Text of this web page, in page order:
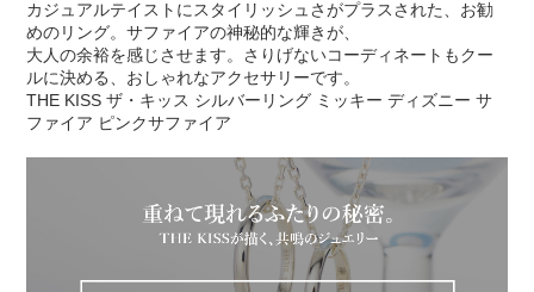
カジュアルテイストにスタイリッシュさがプラスされた、お勧
めのリング。サファイアの神秘的な輝きが、
大人の余裕を感じさせます。さりげないコーディネートもクー
ルに決める、おしゃれなアクセサリーです。
THE KISS ザ・キッス シルバーリング ミッキー ディズニー サ
ファイア ピンクサファイア